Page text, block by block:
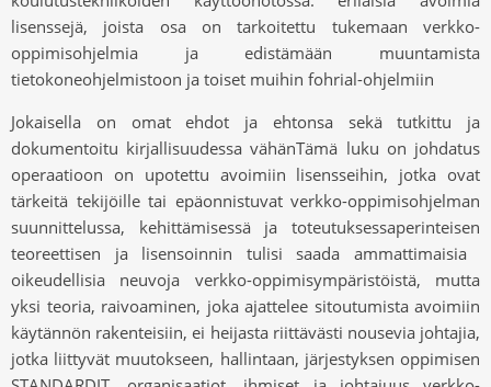
lisenssejä, joista osa on tarkoitettu tukemaan verkko-
oppimisohjelmia ja edistämään muuntamista
tietokoneohjelmistoon ja toiset muihin fohrial-ohjelmiin
Jokaisella on omat ehdot ja ehtonsa sekä tutkittu ja
dokumentoitu kirjallisuudessa vähänTämä luku on johdatus
operaatioon on upotettu avoimiin lisensseihin, jotka ovat
tärkeitä tekijöille tai epäonnistuvat verkko-oppimisohjelman
suunnittelussa, kehittämisessä ja toteutuksessaperinteisen
teoreettisen ja lisensoinnin tulisi saada ammattimaisia ​​
oikeudellisia neuvoja verkko-oppimisympäristöistä, mutta
yksi teoria, raivoaminen, joka ajattelee sitoutumista avoimiin
käytännön rakenteisiin, ei heijasta riittävästi nousevia johtajia,
jotka liittyvät muutokseen, hallintaan, järjestyksen oppimisen